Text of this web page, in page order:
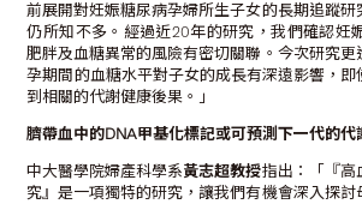
前展開對妊娠糖尿病孕婦所生子女的長期追蹤研
仍所知不多。經過近20年的研究，我們確認妊
肥胖及血糖異常的風險有密切關聯。今次研究更
孕期間的血糖水平對子女的成長有深遠影響，即
到相關的代謝健康後果。」
臍帶血中的DNA甲基化標記或可預測下一代的代
中大醫學院婦產科學系黃志超教授指出：「『高
究』是一項獨特的研究，讓我們有機會深入探討